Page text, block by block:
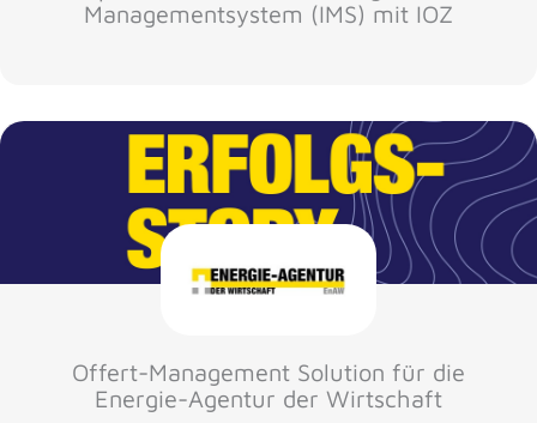
Managementsystem (IMS) mit IOZ
Offert-Management Solution für die
Energie-Agentur der Wirtschaft